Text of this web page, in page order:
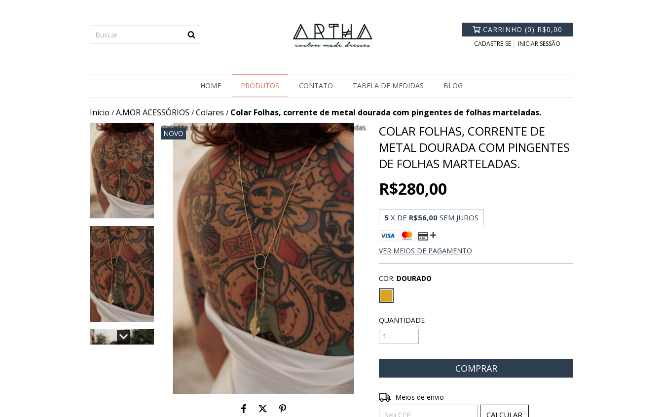
CARRINHO (0) R$0,00
CADASTRE-SE INICIAR SESSÃO
HOME PRODUTOS CONTATO TABELA DE MEDIDAS BLOG
Início / A.MOR ACESSÓRIOS / Colares / Colar Folhas, corrente de metal dourada com pingentes de folhas marteladas.
NOVO
COLAR FOLHAS, CORRENTE DE
METAL DOURADA COM PINGENTES
DE FOLHAS MARTELADAS.
R$280,00
5 X DE R$56,00 SEM JUROS
VER MEIOS DE PAGAMENTO
COR: DOURADO
QUANTIDADE
Entregas para o CEP:
Meios de envio
CALCULAR